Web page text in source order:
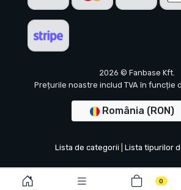
0
2026 © Fanbase Kft.
Prețurile noastre includ TVA în funcție
România (RON)
Lista de categorii Lista tipurilor